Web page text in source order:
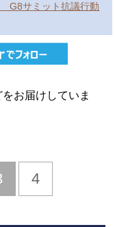
G8サミット抗議行動
をお届けしていま
4